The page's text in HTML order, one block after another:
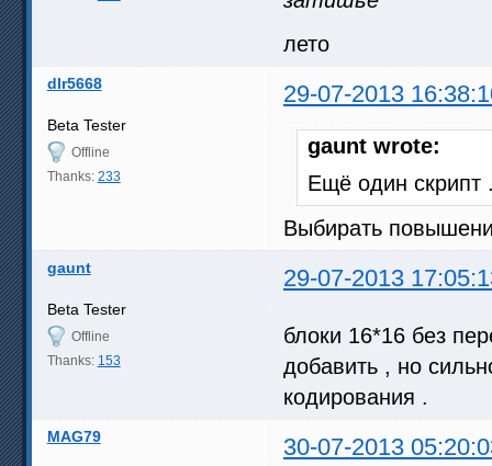
лето
dlr5668 29-07-2013
Beta Tester
Offline
Thanks: 233
gaunt wrote:
Ещё один скрипт
Выбирать
gaunt 29-07-2013
Beta Tester
Offline
Thanks: 153
блоки 16*16 без
добавить , но
кодирования .
MAG79 30-07-2013